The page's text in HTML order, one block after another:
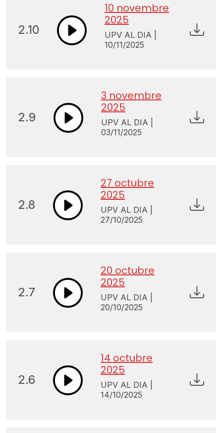
2.10
10 novembre
2025
UPV AL DIA |
10/11/2025
2.9
3 novembre
2025
UPV AL DIA |
03/11/2025
2.8
27 octubre
2025
UPV AL DIA |
27/10/2025
2.7
20 octubre
2025
UPV AL DIA |
20/10/2025
2.6
14 octubre
2025
UPV AL DIA |
14/10/2025